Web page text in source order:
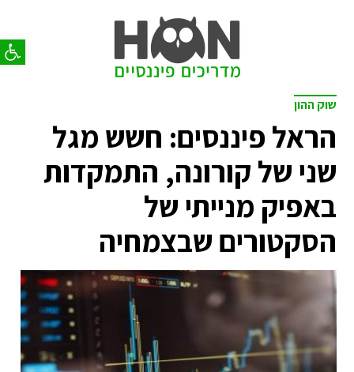
פתח
שוק ההון
הראל פיננסים: חשש מגל
שני של קורונה, התמקדות
באפיק מנייתי של
הסקטורים שבצמחיה